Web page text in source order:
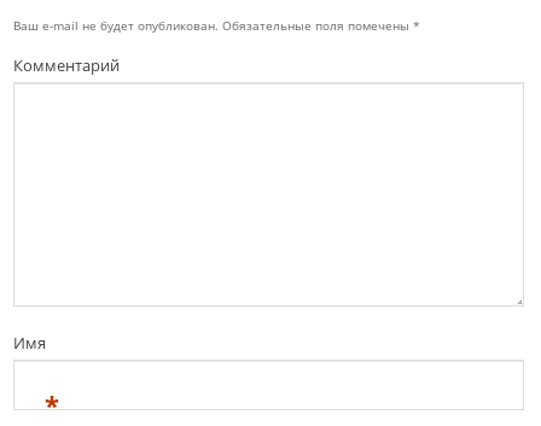
Ваш e-mail не будет опубликован. Обязательные поля помечены*
Комментарий
Имя
*